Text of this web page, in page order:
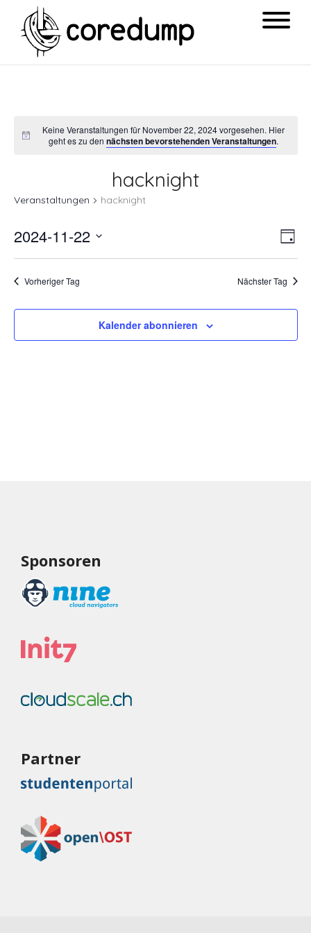
Keine Veranstaltungen für November 22, 2024 vorgesehen. Hier
geht es zu dennächsten bevorstehenden Veranstaltungen.
hacknight
Veranstaltungen hacknight
Tag
2024-11-22
Vorheriger Tag Nächster Tag
Kalender abonnieren
Sponsoren
Partner